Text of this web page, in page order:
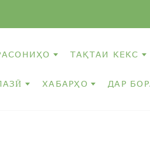
ТАҚТАИ КЕКС
ХАБАРҲО ДАР